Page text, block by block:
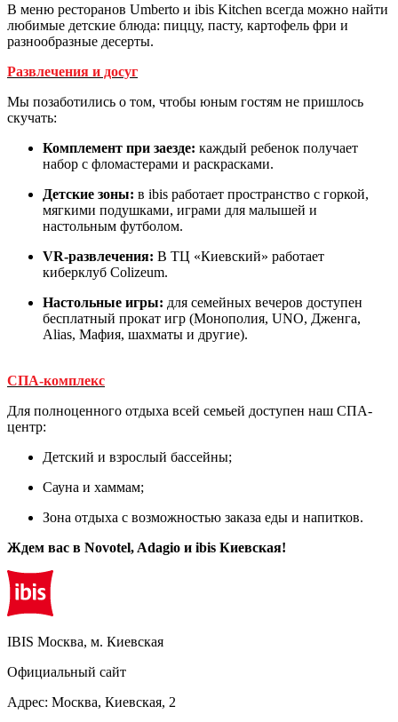
В меню ресторанов Umberto и ibis Kitchen всегда можно найти
любимые детские блюда: пиццу, пасту, картофель фри и
разнообразные десерты.
Развлечения и досуг
Мы позаботились о том, чтобы юным гостям не пришлось
скучать:
Комплемент при заезде: каждый ребенок получает
набор с фломастерами и раскрасками.
Детские зоны: в ibis работает пространство с горкой,
мягкими подушками, играми для малышей и
настольным футболом.
VR-развлечения: В ТЦ «Киевский» работает
киберклуб Colizeum.
Настольные игры: для семейных вечеров доступен
бесплатный прокат игр (Монополия, UNO, Дженга,
Alias, Мафия, шахматы и другие).
СПА-комплекс
Для полноценного отдыха всей семьей доступен наш СПА-
центр:
Детский и взрослый бассейны;
Сауна и хаммам;
Зона отдыха с возможностью заказа еды и напитков.
Ждем вас в Novotel, Adagio и ibis Киевская!
IBIS Москва, м. Киевская
Официальный сайт
Адрес: Москва, Киевская, 2